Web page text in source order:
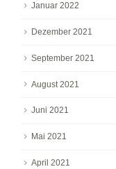
Januar 2022
Dezember 2021
September 2021
August 2021
Juni 2021
Mai 2021
April 2021